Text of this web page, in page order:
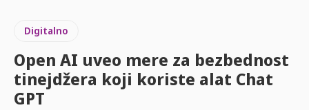
Digitalno
Open AI uveo mere za bezbednost
tinejdžera koji koriste alat Chat
GPT